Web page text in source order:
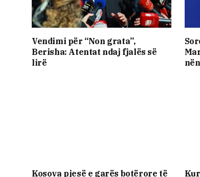
Vendimi për “Non grata”,
Berisha: Atentat ndaj fjalës së
lirë
Kosova pjesë e garës botërore të